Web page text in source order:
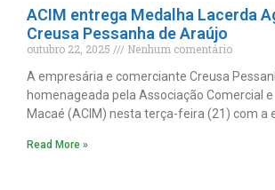
ACIM entrega Medalha Lacerda
Creusa Pessanha de Araújo
outubro 22, 2025
Nenhum comentário
A empresária e comerciante Creusa
homenageada pela Associação Comercial
Macaé (ACIM) nesta terça-feira (21) com a
Read More »